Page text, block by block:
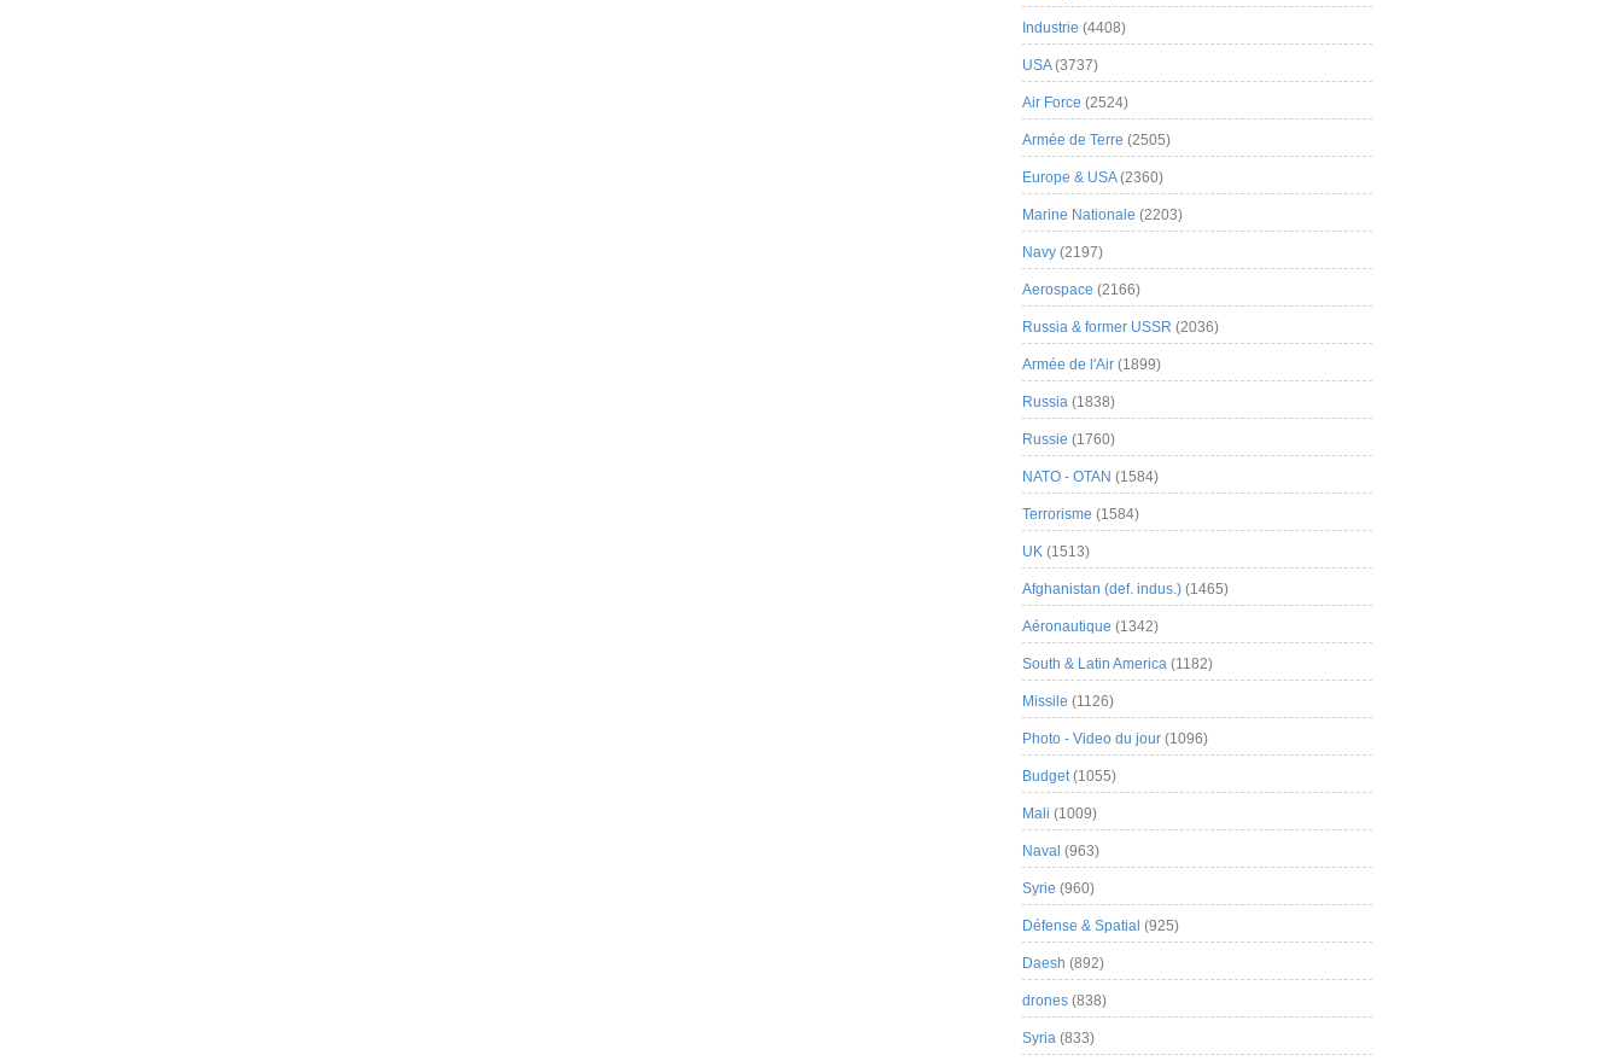
Industrie (4408)
USA(3737)
Air Force (2524)
Armée de Terre (2505)
Europe & USA(2360)
Marine Nationale (2203)
Navy (2197)
Aerospace (2166)
Russia & former USSR (2036)
Armée de l'Air (1899)
Russia (1838)
Russie (1760)
NATO - OTAN (1584)
Terrorisme (1584)
UK (1513)
Afghanistan (def. indus.) (1465)
Aéronautique (1342)
South & Latin America (1182)
Missile (1126)
Photo - Video du jour (1096)
Budget(1055)
Mali (1009)
Naval (963)
Syrie (960)
Défense & Spatial (925)
Daesh (892)
drones (838)
Syria (833)